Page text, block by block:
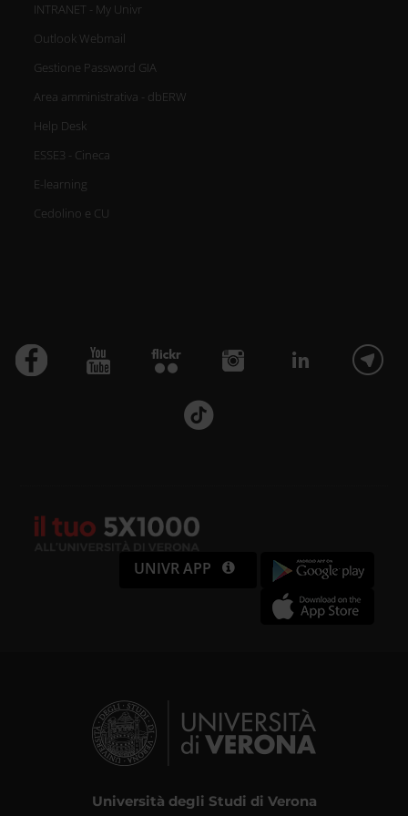
INTRANET - My Univr
Outlook Webmail
Gestione Password GIA
Area amministrativa - dbERW
Help Desk
ESSE3 - Cineca
E-learning
Cedolino e CU
UNIVR APP
Università degli Studi di Verona